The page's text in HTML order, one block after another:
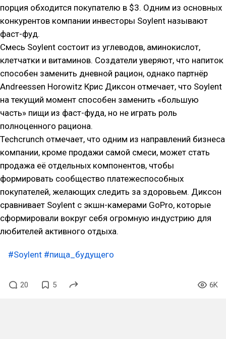
порция обходится покупателю в $3. Одним из основных
конкурентов компании инвесторы Soylent называют
фаст-фуд.
Смесь Soylent состоит из углеводов, аминокислот,
клетчатки и витаминов. Создатели уверяют, что напиток
способен заменить дневной рацион, однако партнёр
Andreessen Horowitz Крис Диксон отмечает, что Soylent
на текущий момент способен заменить «большую
часть» пищи из фаст-фуда, но не играть роль
полноценного рациона.
Techcrunch отмечает, что одним из направлений бизнеса
компании, кроме продажи самой смеси, может стать
продажа её отдельных компонентов, чтобы
формировать сообщество платежеспособных
покупателей, желающих следить за здоровьем. Диксон
сравнивает Soylent с экшн-камерами GoPro, которые
сформировали вокруг себя огромную индустрию для
любителей активного отдыха.
#Soylent #пища_будущего
20 5 6K